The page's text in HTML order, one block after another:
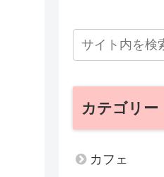
カテゴリー
カフェ